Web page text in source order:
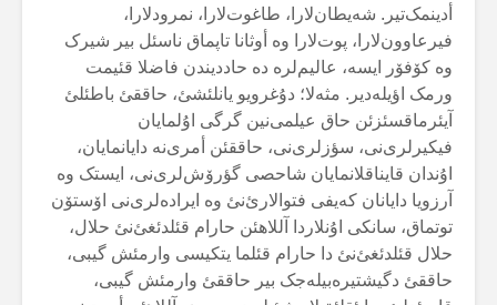
أدینمک‌تیر. شەیطان‌لارا، طاغوت‌لارا، نمرودلارا،
فیرعاوون‌لارا، پوت‌لارا وە أوثانا تاپماق ناسئل بیر شیرک
وە کۆفۆر ایسە، عالیم‌لرە دە حاددیندن فاضلا قئیمت
ورمک اؤیلەدیر. مثەلا؛ دۇغرویو یانلئشئ، حاققئ باطئلئ
آیئرماقسئزئن حاق عیلمی‌نین گرگی اۇلمایان
فیکیرلری‌نی، سؤزلری‌نی، حاققئن أمری‌نە دایانمایان،
اۇندان قایناقلانمایان شاحصی گؤرۆش‌لری‌نی، ایستک وە
آرزویا دایانان کەیفی فتوالارئ‌نئ وە ایرادەلری‌نی اۆستۆن
توتماق، سانکی اۇنلاردا آللاهئن حارام قئلدئغئ‌نئ حلال،
حلال قئلدئغئ‌نئ دا حارام قئلما یتکیسی وارمئش گیبی،
حاققئ دگیشتیرەبیلەجک بیر حاققئ وارمئش گیبی،